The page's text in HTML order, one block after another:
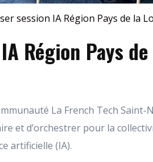
session IA Région Pays de la
Région Pays
La French Tech
et d’orchestrer pour la
artificielle (IA).